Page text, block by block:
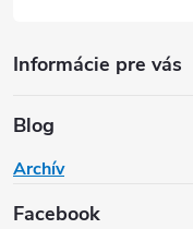
Informácie pre vás
Blog
Archív
Facebook